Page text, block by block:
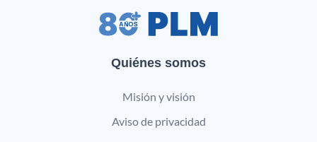
Quiénes somos
Misión y visión
Aviso de privacidad